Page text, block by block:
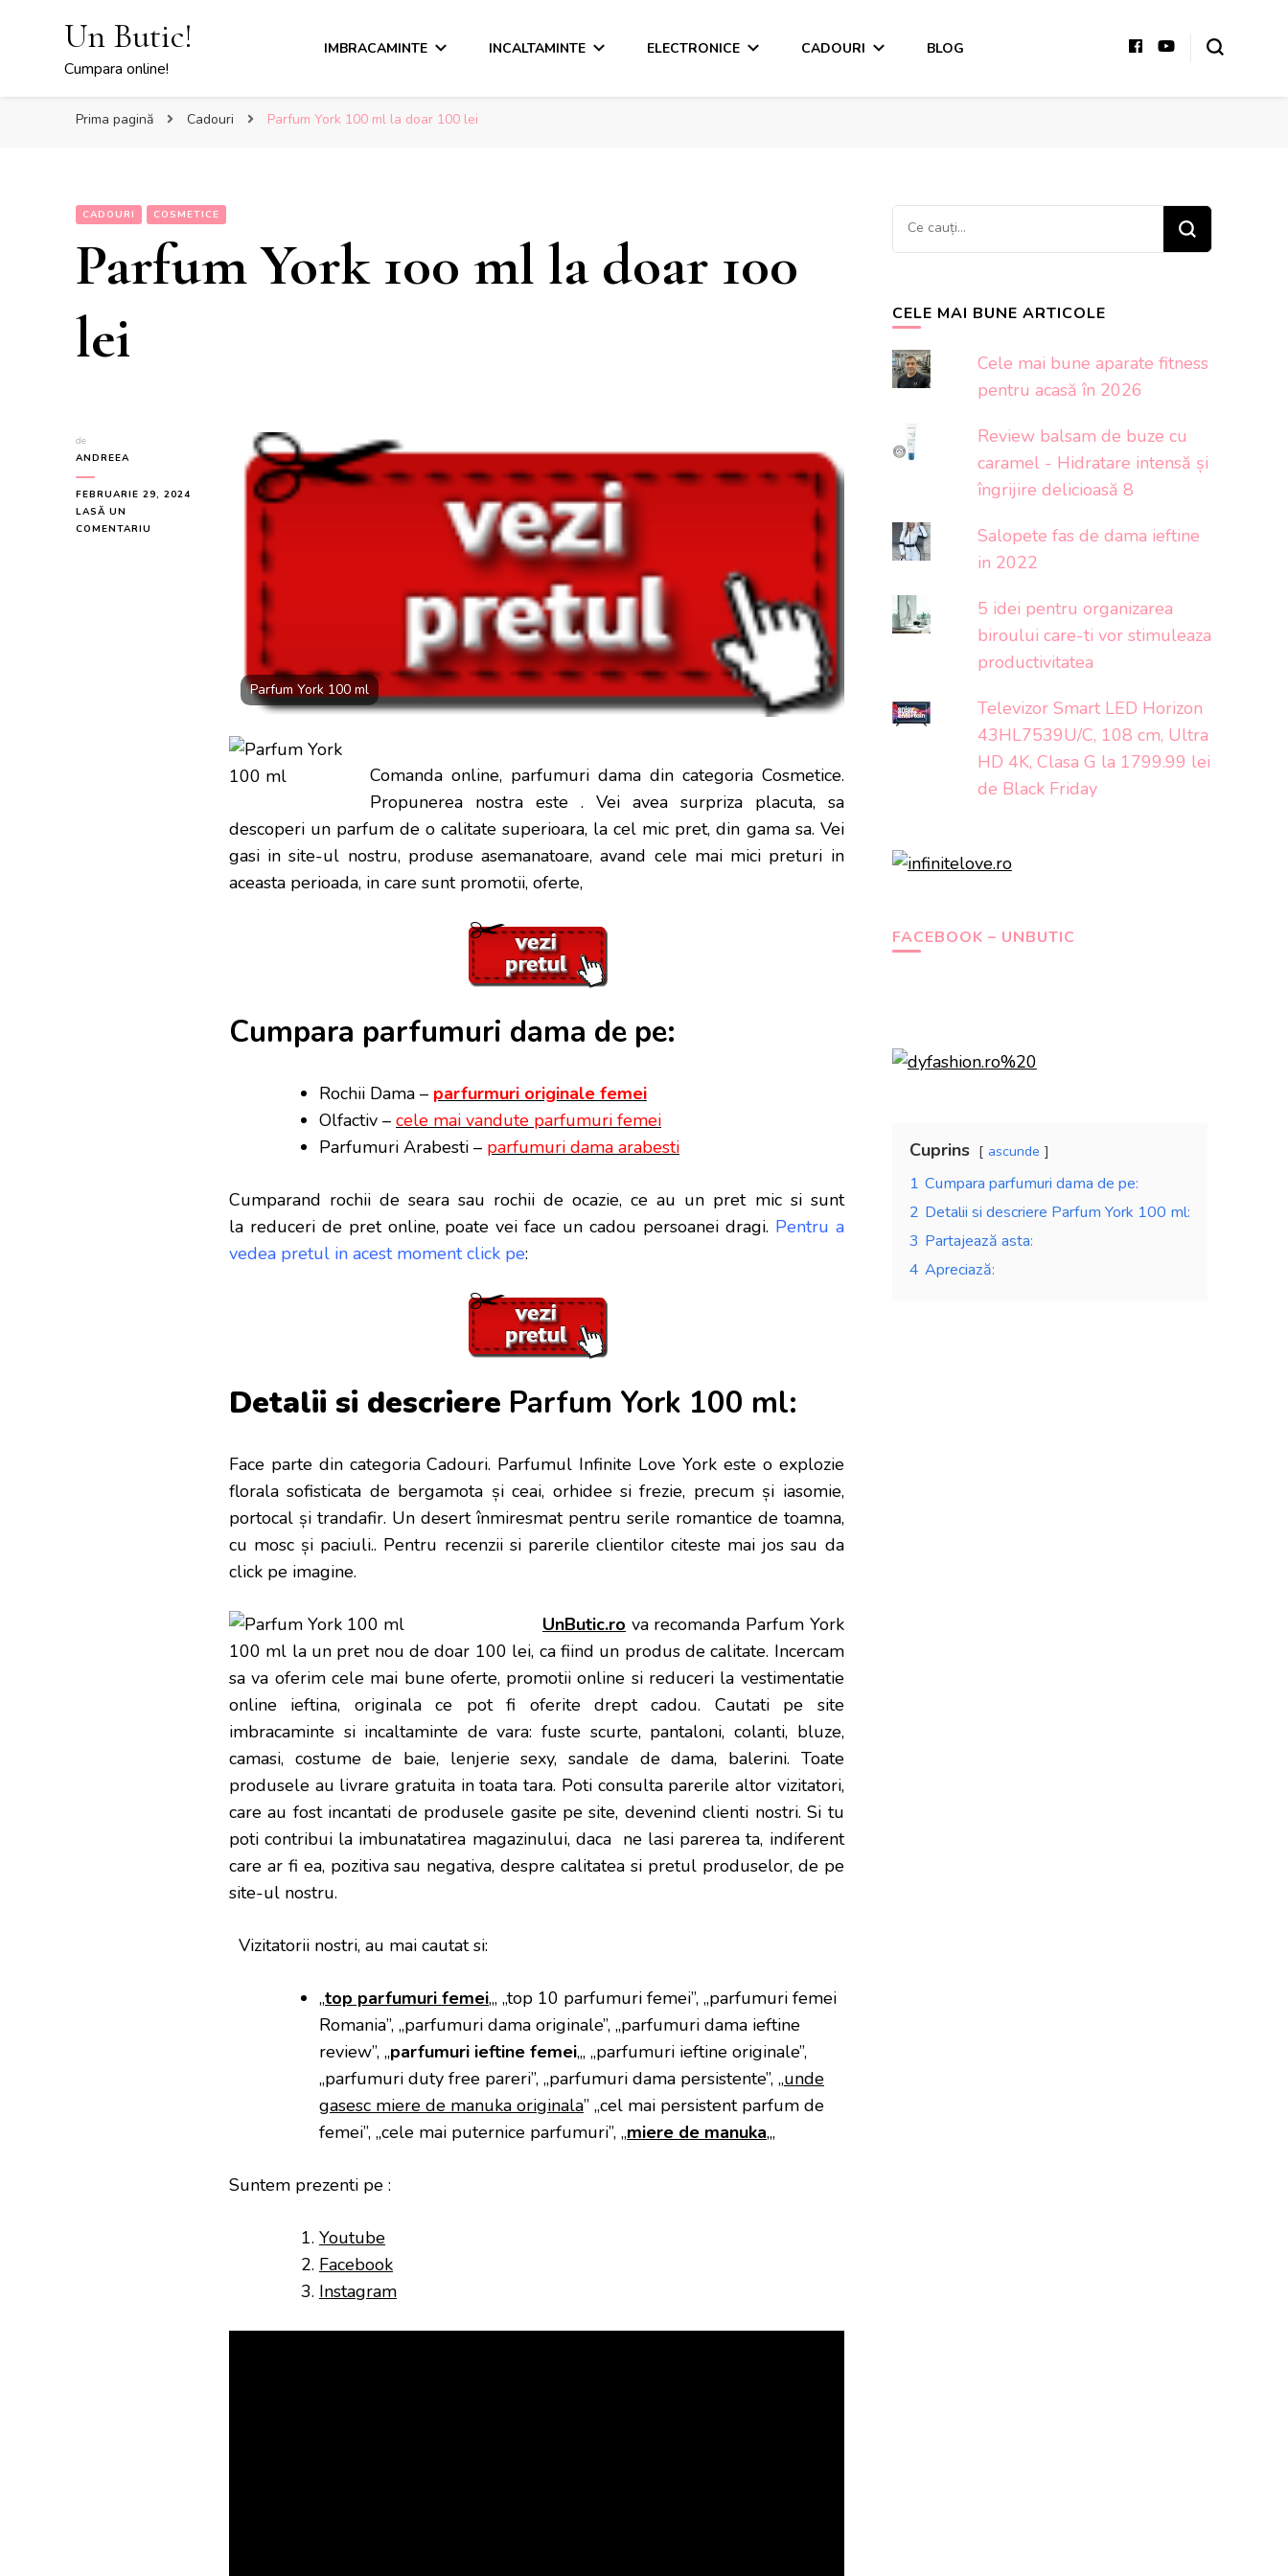
Un Butic!
Cumpara online!
IMBRACAMINTE INCALTAMINTE ELECTRONICE CADOURI BLOG
Prima pagină Cadouri Parfum York 100 ml la doar 100 lei
CADOURI COSMETICE
Parfum York 100 ml la doar 100
lei
de
ANDREEA
FEBRUARIE 29, 2024
LASĂ UN
COMENTARIU
Parfum York 100 ml
Comanda online, parfumuri dama din categoria Cosmetice.
Propunerea nostra este . Vei avea surpriza placuta, sa
descoperi un parfum de o calitate superioara, la cel mic pret, din gama sa. Vei
gasi in site-ul nostru, produse asemanatoare, avand cele mai mici preturi in
aceasta perioada, in care sunt promotii, oferte,
Cumpara parfumuri dama de pe:
Rochii Dama – parfurmuri originale femei
Olfactiv – cele mai vandute parfumuri femei
Parfumuri Arabesti – parfumuri dama arabesti
Cumparand rochii de seara sau rochii de ocazie, ce au un pret mic si sunt
la reduceri de pret online, poate vei face un cadou persoanei dragi. Pentru a
vedea pretul in acest moment click pe:
Detalii si descriere Parfum York 100 ml:
Face parte din categoria Cadouri. Parfumul Infinite Love York este o explozie
florala sofisticata de bergamota și ceai, orhidee si frezie, precum și iasomie,
portocal și trandafir. Un desert înmiresmat pentru serile romantice de toamna,
cu mosc și paciuli.. Pentru recenzii si parerile clientilor citeste mai jos sau da
click pe imagine.
UnButic.ro va recomanda Parfum York
100 ml la un pret nou de doar 100 lei, ca fiind un produs de calitate. Incercam
sa va oferim cele mai bune oferte, promotii online si reduceri la vestimentatie
online ieftina, originala ce pot fi oferite drept cadou. Cautati pe site
imbracaminte si incaltaminte de vara: fuste scurte, pantaloni, colanti, bluze,
camasi, costume de baie, lenjerie sexy, sandale de dama, balerini. Toate
produsele au livrare gratuita in toata tara. Poti consulta parerile altor vizitatori,
care au fost incantati de produsele gasite pe site, devenind clienti nostri. Si tu
poti contribui la imbunatatirea magazinului, daca ne lasi parerea ta, indiferent
care ar fi ea, pozitiva sau negativa, despre calitatea si pretul produselor, de pe
site-ul nostru.
Vizitatorii nostri, au mai cautat si:
„top parfumuri femei„, „top 10 parfumuri femei”, „parfumuri femei
Romania”, „parfumuri dama originale”, „parfumuri dama ieftine
review”, „parfumuri ieftine femei„, „parfumuri ieftine originale”,
„parfumuri duty free pareri”, „parfumuri dama persistente”, „unde
gasesc miere de manuka originala” „cel mai persistent parfum de
femei”, „cele mai puternice parfumuri”, „miere de manuka„,
Suntem prezenti pe :
Youtube
Facebook
Instagram
Cauți
ceva?
CELE MAI BUNE ARTICOLE
Cele mai bune aparate fitness
pentru acasă în 2026
Review balsam de buze cu
caramel - Hidratare intensă și
îngrijire delicioasă 8
Salopete fas de dama ieftine
in 2022
5 idei pentru organizarea
biroului care-ti vor stimuleaza
productivitatea
Televizor Smart LED Horizon
43HL7539U/C, 108 cm, Ultra
HD 4K, Clasa G la 1799.99 lei
de Black Friday
FACEBOOK – UNBUTIC
Cuprins ascunde
1 Cumpara parfumuri dama de pe:
2 Detalii si descriere Parfum York 100 ml:
3 Partajează asta:
4 Apreciază: